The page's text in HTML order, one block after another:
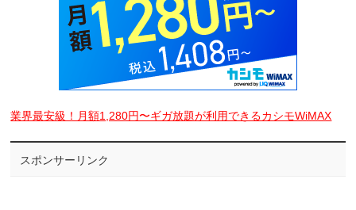
業界最安級！月額1,280円〜ギガ放題が利用できるカシモWiMAX
スポンサーリンク